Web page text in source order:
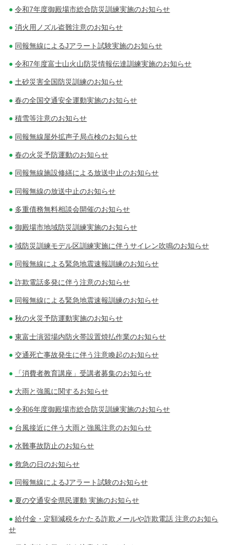
令和7年度御殿場市総合防災訓練実施のお知らせ
消火用ノズル盗難注意のお知らせ
同報無線によるJアラート試験実施のお知らせ
令和7年度富士山火山防災情報伝達訓練実施のお知らせ
土砂災害全国防災訓練のお知らせ
春の全国交通安全運動実施のお知らせ
積雪等注意のお知らせ
同報無線屋外拡声子局点検のお知らせ
春の火災予防運動のお知らせ
同報無線施設修繕による放送中止のお知らせ
同報無線の放送中止のお知らせ
多重債務無料相談会開催のお知らせ
御殿場市地域防災訓練実施のお知らせ
域防災訓練モデル区訓練実施に伴うサイレン吹鳴のお知らせ
同報無線による緊急地震速報訓練のお知らせ
詐欺電話多発に伴う注意のお知らせ
同報無線による緊急地震速報訓練のお知らせ
秋の火災予防運動実施のお知らせ
東富士演習場内防火帯設置焼払作業のお知らせ
交通死亡事故発生に伴う注意喚起のお知らせ
「消費者教育講座」受講者募集のお知らせ
大雨と強風に関するお知らせ
令和6年度御殿場市総合防災訓練実施のお知らせ
台風接近に伴う大雨と強風注意のお知らせ
水難事故防止のお知らせ
救急の日のお知らせ
同報無線によるJアラート試験のお知らせ
夏の交通安全県民運動 実施のお知らせ
給付金・定額減税をかたる詐欺メールや詐欺電話 注意のお知ら
せ